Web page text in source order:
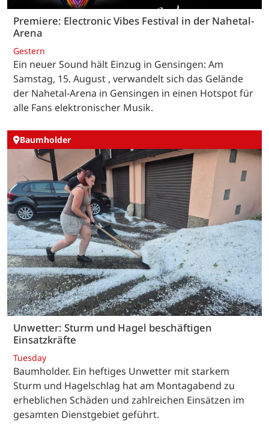
Premiere: Electronic Vibes Festival in der Nahetal-
Arena
Gestern
Ein neuer Sound hält Einzug in Gensingen: Am
Samstag, 15. August , verwandelt sich das Gelände
der Nahetal-Arena in Gensingen in einen Hotspot für
alle Fans elektronischer Musik.
Baumholder
Unwetter: Sturm und Hagel beschäftigen
Einsatzkräfte
Tuesday
Baumholder. Ein heftiges Unwetter mit starkem
Sturm und Hagelschlag hat am Montagabend zu
erheblichen Schäden und zahlreichen Einsätzen im
gesamten Dienstgebiet geführt.